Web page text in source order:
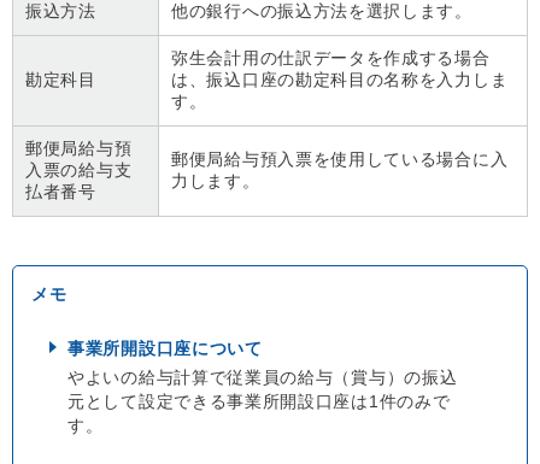
振込方法 他の銀行への振込方法を選択します。
勘定科目
弥生会計用の仕訳データを作成する場合
は、振込口座の勘定科目の名称を入力しま
す。
郵便局給与預
入票の給与支
払者番号
郵便局給与預入票を使用している場合に入
力します。
事業所開設口座について
やよいの給与計算で従業員の給与（賞与）の振込
元として設定できる事業所開設口座は1件のみで
す。